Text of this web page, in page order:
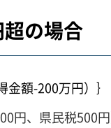
の場合
金額-200万円）
円、県民税500円